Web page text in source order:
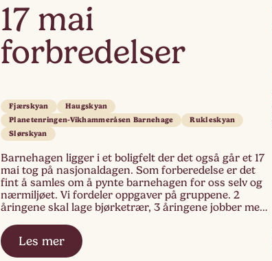
17 mai
forbredelser
Fjærskyan
Haugskyan
Planetenringen-Vikhammeråsen Barnehage
Rukleskyan
Slørskyan
Barnehagen ligger i et boligfelt der det også går et 17
mai tog på nasjonaldagen. Som forberedelse er det
fint å samles om å pynte barnehagen for oss selv og
nærmiljøet. Vi fordeler oppgaver på gruppene. 2
åringene skal lage bjørketrær, 3 åringene jobber med
og […]
Les mer